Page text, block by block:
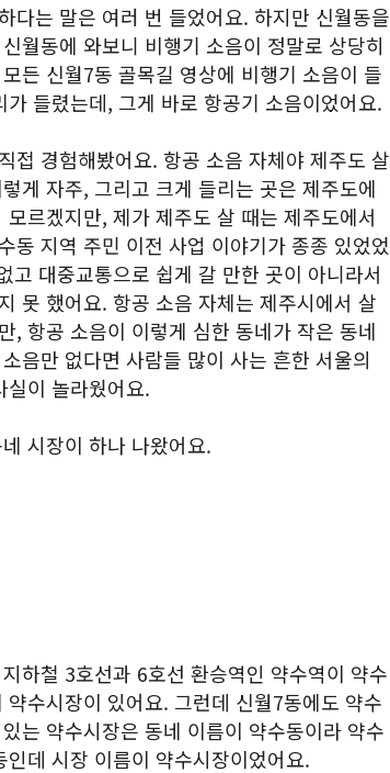
다는 말은 여러 번 들었어요. 하지만 신월동을
월동에 와보니 비행기 소음이 정말로 상당히
든 신월7동 골목길 영상에 비행기 소음이 들
들렸는데, 그게 바로 항공기 소음이었어요.
접 경험해봤어요. 항공 소음 자체야 제주도 살
게 자주, 그리고 크게 들리는 곳은 제주도에
르겠지만, 제가 제주도 살 때는 제주도에서
동 지역 주민 이전 사업 이야기가 종종 있었었
고 대중교통으로 쉽게 갈 만한 곳이 아니라서
못 했어요. 항공 소음 자체는 제주시에서 살
, 항공 소음이 이렇게 심한 동네가 작은 동네
음만 없다면 사람들 많이 사는 흔한 서울의
이 놀라웠어요.
시장이 하나 나왔어요.
하철 3호선과 6호선 환승역인 약수역이 약수
수시장이 있어요. 그런데 신월7동에도 약수
는 약수시장은 동네 이름이 약수동이라 약수
데 시장 이름이 약수시장이었어요.